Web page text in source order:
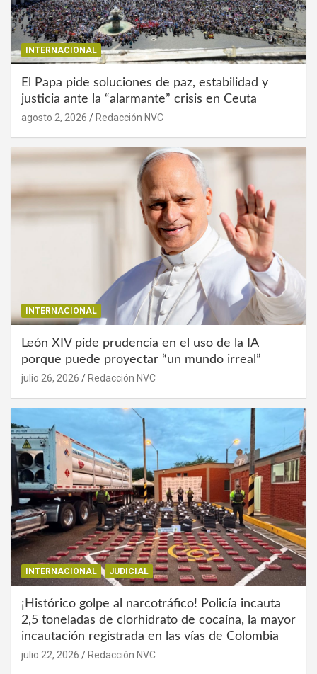
INTERNACIONAL
El Papa pide soluciones de paz, estabilidad y
justicia ante la “alarmante” crisis en Ceuta
agosto 2, 2026 Redacción NVC
INTERNACIONAL
León XIV pide prudencia en el uso de la IA
porque puede proyectar “un mundo irreal”
julio 26, 2026 Redacción NVC
INTERNACIONAL JUDICIAL
¡Histórico golpe al narcotráfico! Policía incauta
2,5 toneladas de clorhidrato de cocaína, la mayor
incautación registrada en las vías de Colombia
julio 22, 2026 Redacción NVC